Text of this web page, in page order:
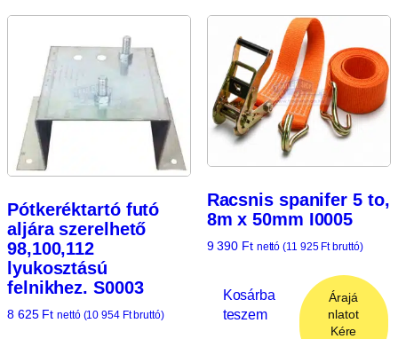
Pótkeréktartó futó
aljára szerelhető
98,100,112
lyukosztású
felnikhez. S0003
8 625 Ft nettó (10 954 Ftbruttó)
Racsnis spanifer 5 to,
8m x 50mm I0005
9 390 Ft nettó (11 925 Ftbruttó)
Kosárba
teszem
Árajá
nlatot
Kére